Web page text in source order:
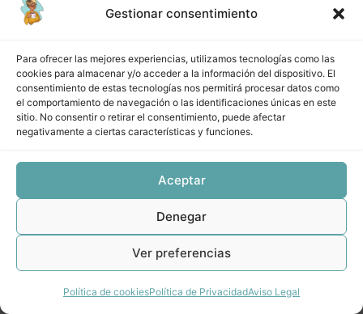
Gestionar consentimiento
Para ofrecer las mejores experiencias, utilizamos tecnologías como las
cookies para almacenar y/o acceder a la información del dispositivo. El
consentimiento de estas tecnologías nos permitirá procesar datos como
el comportamiento de navegación o las identificaciones únicas en este
sitio. No consentir o retirar el consentimiento, puede afectar
negativamente a ciertas características y funciones.
Aceptar
Denegar
Ver preferencias
Política de cookiesPolítica de PrivacidadAviso Legal
CREAM Lección 3: Canales de promoción
CREAM Lección 5: Dónde alojar mi producto/servicio
CREAM Material extra Módulo 3
Módulo 4: Cómo cumplir tus
Módulo 5: Cómo preparar tu
producto/servicio para hacerlo
aun mejor y subir su precio.
5 lecciones
Inicia sesión
Anterior Siguiente